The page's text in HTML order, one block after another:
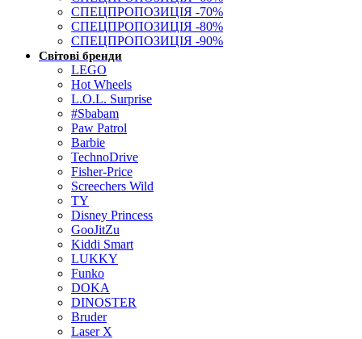
СПЕЦПРОПОЗИЦІЯ -70%
СПЕЦПРОПОЗИЦІЯ -80%
СПЕЦПРОПОЗИЦІЯ -90%
Світові бренди
LEGO
Hot Wheels
L.O.L. Surprise
#Sbabam
Paw Patrol
Barbie
TechnoDrive
Fisher-Price
Screechers Wild
TY
Disney Princess
GooJitZu
Kiddi Smart
LUKKY
Funko
DOKA
DINOSTER
Bruder
Laser X